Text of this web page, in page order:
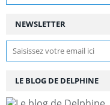
NEWSLETTER
LE BLOG DE DELPHINE